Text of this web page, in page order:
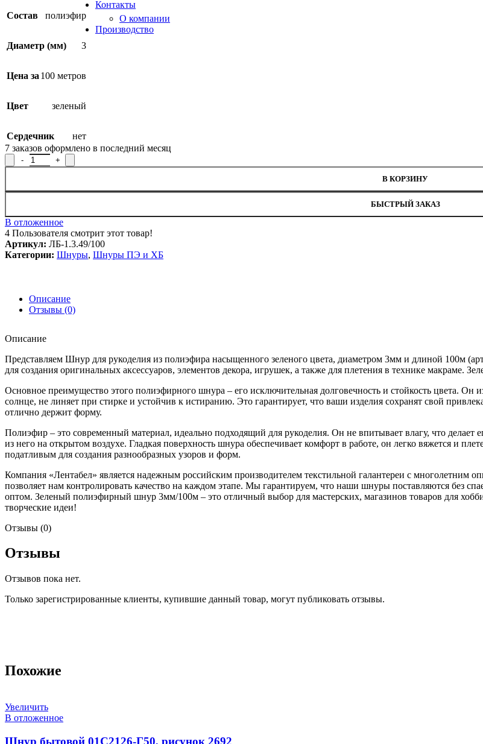
Контакты
О компании
Производство
Состав полиэфир
Диаметр (мм) 3
Цена за 100 метров
Цвет зеленый
Сердечник
нет
7 заказов оформлено в последний месяц
Количество товара Шнур для рукоделия из полиэфира 3мм/100м, ЛБ-1.3.49/100
В КОРЗИНУ
БЫСТРЫЙ ЗАКАЗ
В отложенное
4 Пользователя смотрит этот товар!
Артикул: ЛБ-1.3.49/100
Категории: Шнуры, Шнуры ПЭ и ХБ
Описание
Отзывы (0)
Описание
Представляем Шнур для рукоделия из полиэфира насыщенного зеленого цвета, диаметром 3мм и длиной 100м
для создания оригинальных аксессуаров, элементов декора, игрушек, а также для плетения в технике макраме.
Основное преимущество этого полиэфирного шнура – его исключительная долговечность и стойкость цвета. Он
солнце, не линяет при стирке и устойчив к истиранию. Это гарантирует, что ваши изделия сохранят свой
отлично держит форму.
Полиэфир – это современный материал, идеально подходящий для рукоделия. Он не впитывает влагу, что делает
из него на открытом воздухе. Гладкая поверхность шнура обеспечивает комфорт в работе, он легко вяжется и
податливым для создания разнообразных узоров и форм.
Компания «Лентабел» является надежным российским производителем текстильной галантереи с многолетним
позволяет нам контролировать качество на каждом этапе. Мы гарантируем, что наши шнуры поставляются без
оптом. Зеленый полиэфирный шнур 3мм/100м – это отличный выбор для мастерских, магазинов товаров для
творческие идеи!
Отзывы (0)
Отзывы
Отзывов пока нет.
Только зарегистрированные клиенты, купившие данный товар, могут публиковать отзывы.
Похожие
Увеличить
В отложенное
Шнур бытовой 01С2126-Г50, рисунок 2692